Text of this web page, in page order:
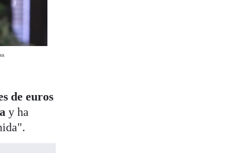
de euros
y ha